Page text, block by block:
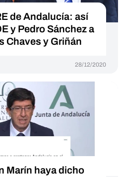
de Andalucía: así
y Pedro Sánchez a
Chaves y Griñán
28/12/2020
Marín haya dicho